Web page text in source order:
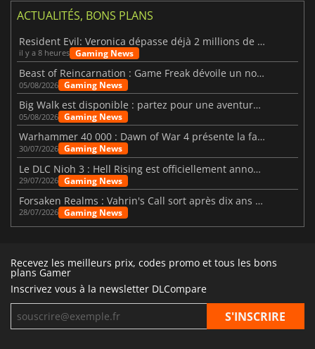
ACTUALITÉS, BONS PLANS
Resident Evil: Veronica dépasse déjà 2 millions de wishlists
il y a 8 heures Gaming News
Beast of Reincarnation : Game Freak dévoile un nouveau pari
05/08/2026 Gaming News
Big Walk est disponible : partez pour une aventure entre amis
05/08/2026 Gaming News
Warhammer 40 000 : Dawn of War 4 présente la faction des Nécrons
30/07/2026 Gaming News
Le DLC Nioh 3 : Hell Rising est officiellement annoncé
29/07/2026 Gaming News
Forsaken Realms : Vahrin's Call sort après dix ans de développement
28/07/2026 Gaming News
Recevez les meilleurs prix, codes promo et tous les bons
plans Gamer
Inscrivez vous à la newsletter DLCompare